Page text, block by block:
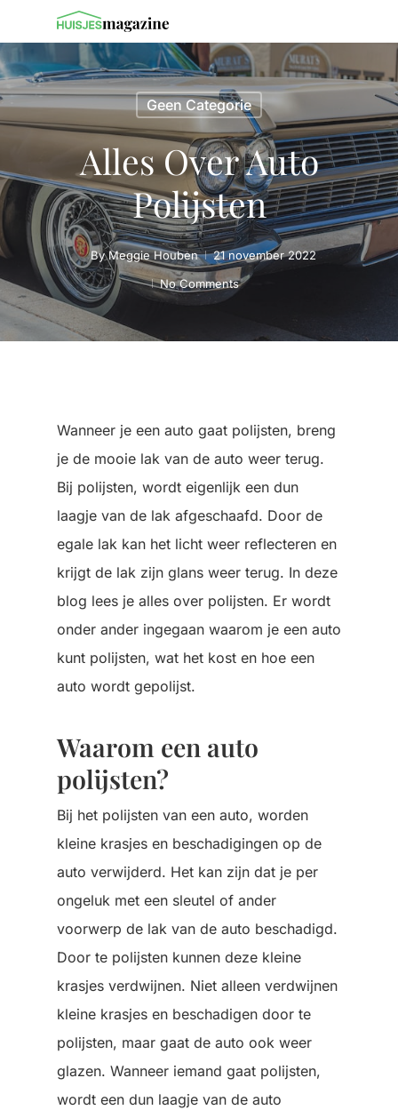
Geen Categorie
Alles Over Auto
Polijsten
ByMeggie Houben
21 november 2022
No Comments
Wanneer je een auto gaat polijsten, breng
je de mooie lak van de auto weer terug.
Bij polijsten, wordt eigenlijk een dun
laagje van de lak afgeschaafd. Door de
egale lak kan het licht weer reflecteren en
krijgt de lak zijn glans weer terug. In deze
blog lees je alles over polijsten. Er wordt
onder ander ingegaan waarom je een auto
kunt polijsten, wat het kost en hoe een
auto wordt gepolijst.
Waarom een auto
polijsten?
Bij het polijsten van een auto, worden
kleine krasjes en beschadigingen op de
auto verwijderd. Het kan zijn dat je per
ongeluk met een sleutel of ander
voorwerp de lak van de auto beschadigd.
Door te polijsten kunnen deze kleine
krasjes verdwijnen. Niet alleen verdwijnen
kleine krasjes en beschadigen door te
polijsten, maar gaat de auto ook weer
glazen. Wanneer iemand gaat polijsten,
wordt een dun laagje van de auto